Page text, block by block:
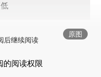
原图
后继续阅读
的阅读权限